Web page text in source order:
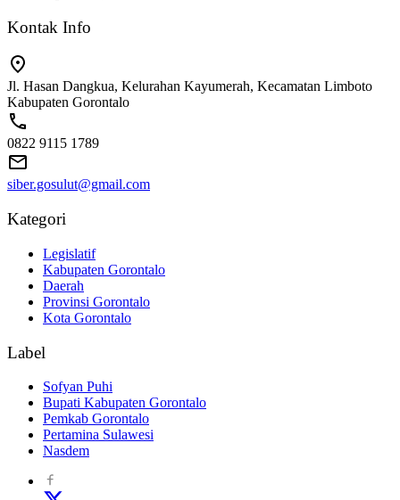
Kontak Info
Jl. Hasan Dangkua, Kelurahan Kayumerah, Kecamatan Limboto
Kabupaten Gorontalo
0822 9115 1789
siber.gosulut@gmail.com
Kategori
Legislatif
Kabupaten Gorontalo
Daerah
Provinsi Gorontalo
Kota Gorontalo
Label
Sofyan Puhi
Bupati Kabupaten Gorontalo
Pemkab Gorontalo
Pertamina Sulawesi
Nasdem